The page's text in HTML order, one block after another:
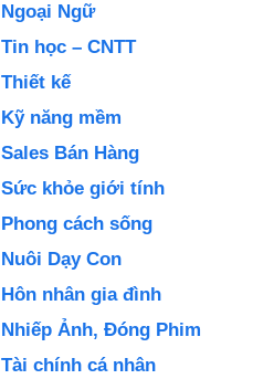
Ngoại Ngữ
Tin học – CNTT
Thiết kế
Kỹ năng mềm
Sales Bán Hàng
Sức khỏe giới tính
Phong cách sống
Nuôi Dạy Con
Hôn nhân gia đình
Nhiếp Ảnh, Đóng Phim
Tài chính cá nhân